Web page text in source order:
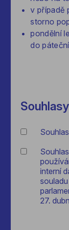
v případě
storno
pondělní
do
Souhlasy
interní
27.